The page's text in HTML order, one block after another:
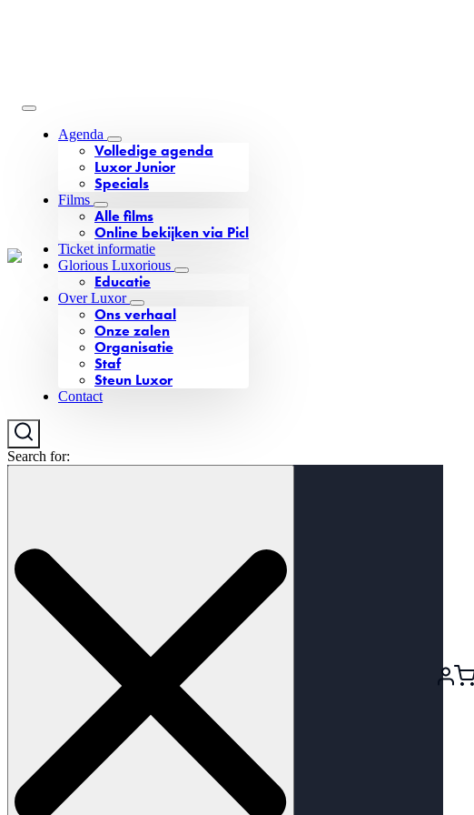
Agenda
Volledige agenda
Luxor Junior
Specials
Films
Alle films
Online bekijken via Picl
Ticket informatie
Glorious Luxorious
Educatie
Over Luxor
Ons verhaal
Onze zalen
Organisatie
Staf
Steun Luxor
Contact
Search for: